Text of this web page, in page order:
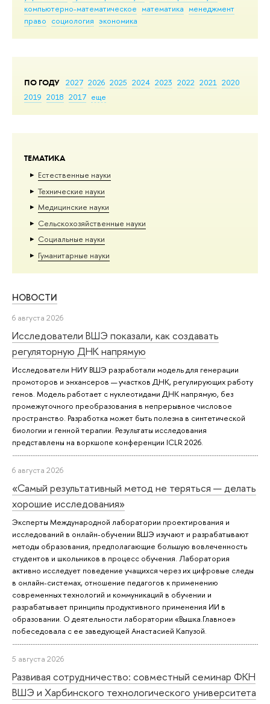
компьютерно-математическое математика менеджмент
право социология экономика
ПО ГОДУ 2027 2026 2025 2024 2023 2022 2021 2020
2019 2018 2017 еще
ТЕМАТИКА
Естественные науки
Тех­ничес­кие науки
Медицинские науки
Сельскохозяйственные науки
Социальные науки
Гуманитарные науки
НОВОСТИ
6 августа 2026
Исследователи ВШЭ показали, как создавать
регуляторную ДНК напрямую
Исследователи НИУ ВШЭ разработали модель для генерации
промоторов и энхансеров — участков ДНК, регулирующих работу
генов. Модель работает с нуклеотидами ДНК напрямую, без
промежуточного преобразования в непрерывное числовое
пространство. Разработка может быть полезна в синтетической
биологии и генной терапии. Результаты исследования
представлены на воркшопе конференции ICLR 2026.
6 августа 2026
«Самый результативный метод не теряться — делать
хорошие исследования»
Эксперты Международной лаборатории проектирования и
исследований в онлайн-обучении ВШЭ изучают и разрабатывают
методы образования, предполагающие большую вовлеченность
студентов и школьников в процесс обучения. Лаборатория
активно исследует поведение учащихся через их цифровые следы
в онлайн-системах, отношение педагогов к применению
современных технологий и коммуникаций в обучении и
разрабатывает принципы продуктивного применения ИИ в
образовании. О деятельности лаборатории «Вышка.Главное»
побеседовала с ее заведующей Анастасией Капузой.
5 августа 2026
Развивая сотрудничество: совместный семинар ФКН
ВШЭ и Харбинского технологического университета